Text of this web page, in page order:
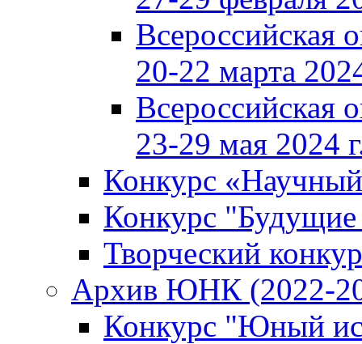
Всероссийская
20-22 марта
Всероссийская
23-29 мая 2024
Конкурс
Конкурс
Творческий
Архив ЮНК (2022-
Конкурс "Юный